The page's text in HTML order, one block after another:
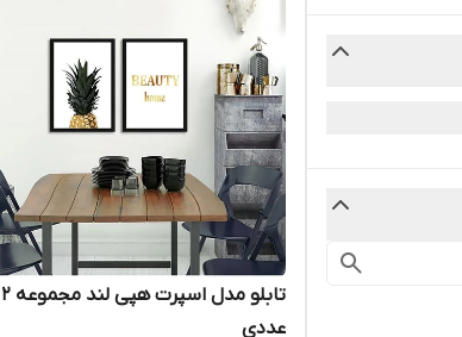
تابلو مدل اسپرت هپی لند مجموعه 2
عددی